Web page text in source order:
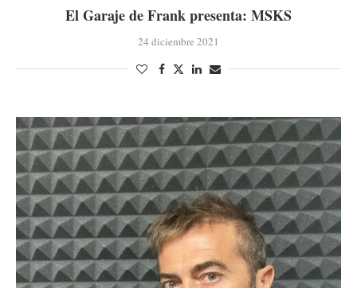
El Garaje de Frank presenta: MSKS
24 diciembre 2021